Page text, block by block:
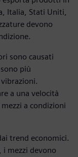
Italia, Stati Uniti,
devono
sono causati
più
a una velocità
a condizioni
trend economici.
i mezzi devono